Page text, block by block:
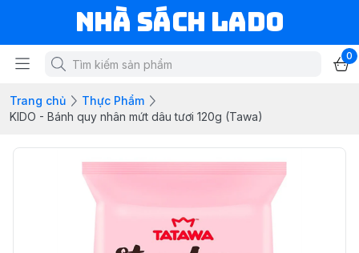
NHÀ SÁCH LADO
0
Trang chủ
Thực Phẩm
KIDO - Bánh quy nhân mứt dâu tươi 120g (Tawa)